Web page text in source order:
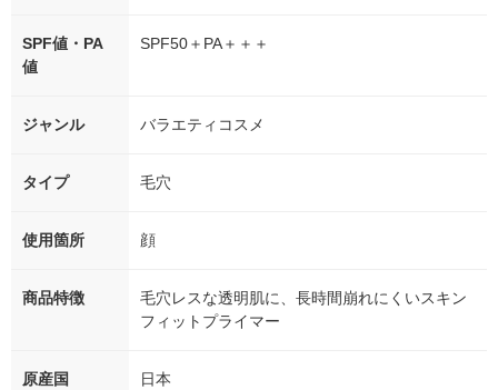
SPF値・PA
値
SPF50＋PA＋＋＋
ジャンル バラエティコスメ
タイプ 毛穴
使用箇所 顔
商品特徴
毛穴レスな透明肌に、長時間崩れにくいスキン
フィットプライマー
原産国 日本